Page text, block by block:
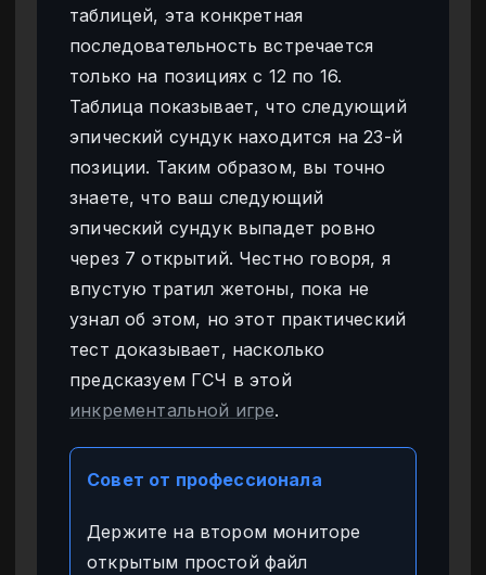
таблицей, эта конкретная
последовательность встречается
только на позициях с 12 по 16.
Таблица показывает, что следующий
эпический сундук находится на 23-й
позиции. Таким образом, вы точно
знаете, что ваш следующий
эпический сундук выпадет ровно
через 7 открытий. Честно говоря, я
впустую тратил жетоны, пока не
узнал об этом, но этот практический
тест доказывает, насколько
предсказуем ГСЧ в этой
инкрементальной игре.
Совет от профессионала
Держите на втором мониторе
открытым простой файл